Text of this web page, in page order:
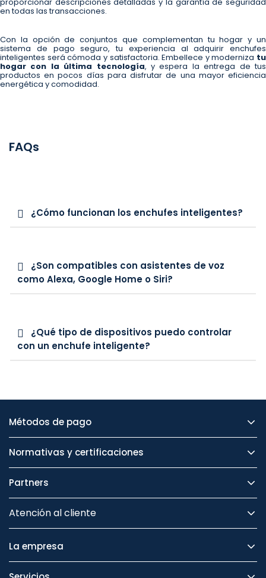
en todas las transacciones.
Con la opción de conjuntos que complementan tu hogar y un
sistema de pago seguro, tu experiencia al adquirir enchufes
inteligentes será cómoda y satisfactoria. Embellece y moderniza tu
hogar con la última tecnología, y espera la entrega de tus
productos en pocos días para disfrutar de una mayor eficiencia
energética y comodidad.
FAQs
¿Cómo funcionan los enchufes inteligentes?
¿Son compatibles con asistentes de voz
como Alexa, Google Home o Siri?
¿Qué tipo de dispositivos puedo controlar
con un enchufe inteligente?
Métodos de pago
Normativas y certificaciones
Partners
Atención al cliente
La empresa